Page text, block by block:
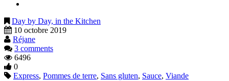
Day by Day, in the Kitchen
10 octobre 2019
Réjane
3 comments
6496
0
Express, Pommes de terre, Sans gluten, Sauce, Viande